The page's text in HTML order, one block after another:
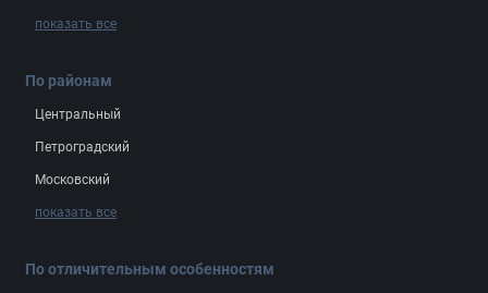
показать все
По районам
Центральный
Петроградский
Московский
показать все
По отличительным особенностям